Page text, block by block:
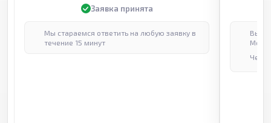
Заявка принята
Мы стараемся ответить на любую заявку в
течение 15 минут